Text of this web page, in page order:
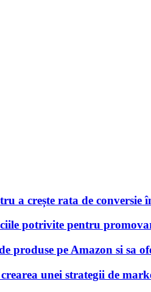
a crește rata de conversie
potrivite pentru
produse pe Amazon si sa
unei strategii de